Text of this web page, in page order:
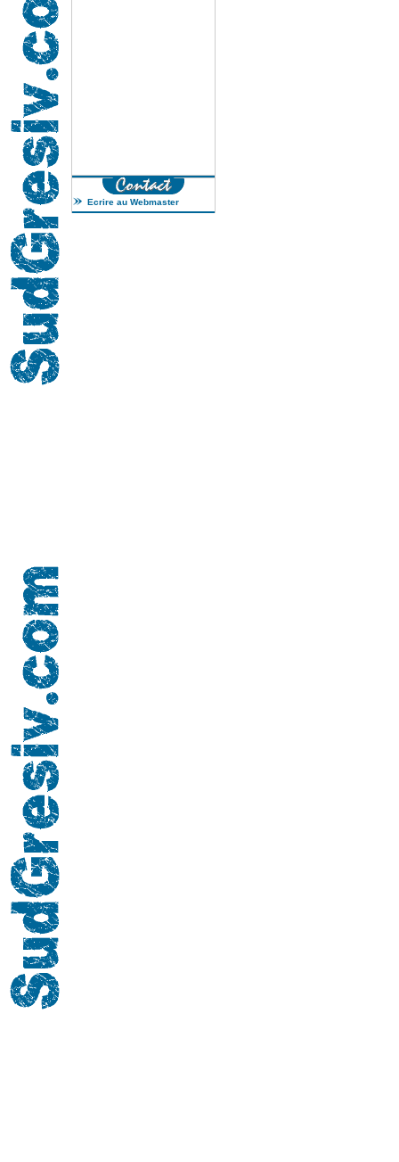
Ecrire au Webmaster